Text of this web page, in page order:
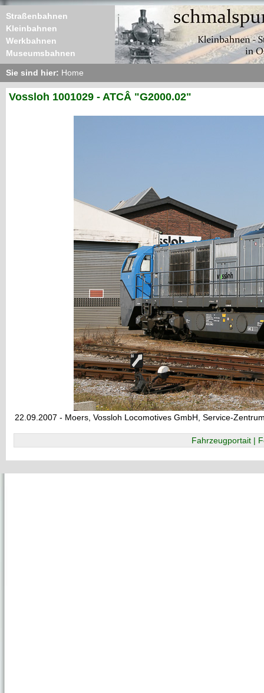
Straßenbahnen
Kleinbahnen
Werkbahnen
Museumsbahnen
Sie sind hier: Home
Vossloh 1001029 - ATCÂ "G2000.02"
22.09.2007 - Moers, Vossloh Locomotives GmbH, Service-
Fahrzeugportait |